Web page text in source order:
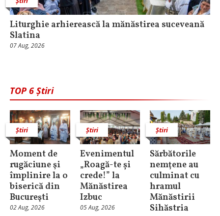
Liturghie arhierească la mănăstirea suceveană
Slatina
07 Aug, 2026
TOP 6 Știri
Știri
Moment de
rugăciune şi
împlinire la o
biserică din
Bucureşti
02 Aug, 2026
Știri
Evenimentul
„Roagă-te și
crede!” la
Mănăstirea
Izbuc
05 Aug, 2026
Știri
Sărbătorile
nemţene au
culminat cu
hramul
Mănăstirii
Sihăstria